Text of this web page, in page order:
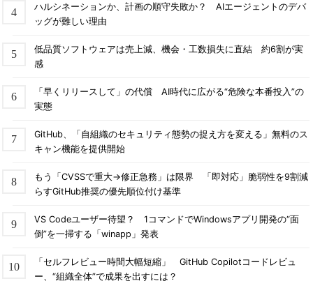
ハルシネーションか、計画の順守失敗か？ AIエージェントのデバ
ッグが難しい理由
低品質ソフトウェアは売上減、機会・工数損失に直結 約6割が実
感
「早くリリースして」の代償 AI時代に広がる“危険な本番投入”の
実態
GitHub、「自組織のセキュリティ態勢の捉え方を変える」無料のス
キャン機能を提供開始
もう「CVSSで重大→修正急務」は限界 「即対応」脆弱性を9割減
らすGitHub推奨の優先順位付け基準
VS Codeユーザー待望？ 1コマンドでWindowsアプリ開発の“面
倒”を一掃する「winapp」発表
「セルフレビュー時間大幅短縮」 GitHub Copilotコードレビュ
ー、“組織全体”で成果を出すには？